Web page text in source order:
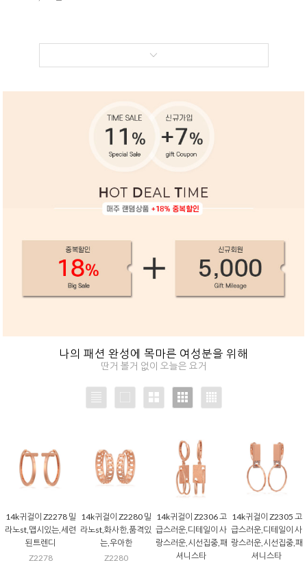
나의 패션 완성에 목마른 여성분을 위해
딴거 볼거 없이 오늘은 요거
14k귀걸이 Z2278 밀
라노st,맵시있는,세련
된트렌디
Z2278
14k귀걸이 Z2280 밀
라노st,화사한,품격있
는,우아한
Z2280
14k귀걸이 Z2306 고
급스러운,디테일이 사
랑스러운,시선집중,패
셔니스타
14k귀걸이 Z2305 고
급스러운,디테일이 사
랑스러운,시선집중,패
셔니스타